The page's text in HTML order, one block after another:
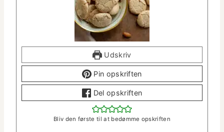
Udskriv
Pin opskriften
Del opskriften
Bliv den første til at bedømme opskriften